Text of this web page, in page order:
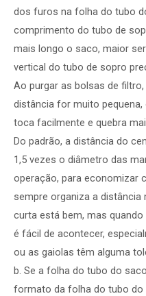
dos furos na folha do tubo
comprimento do tubo de
mais longo o saco, maior
vertical do tubo de sopro
Ao purgar as bolsas de
distância for muito
toca facilmente e quebra
Do padrão, a distância do
1,5 vezes o diâmetro das
operação, para economizar
sempre organiza a
curta está bem, mas
é fácil de acontecer,
ou as gaiolas têm alguma
b. Se a folha do tubo do
formato da folha do tubo do